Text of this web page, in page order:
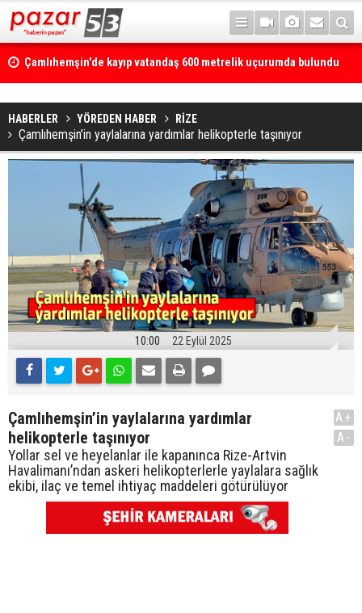
Çamlıhemşin'de kayıp vatandaş 600 metrelik uçurumda bulundu
HABERLER YÖREDEN HABER RİZE
Çamlıhemşin’in yaylalarına yardımlar helikopterle taşınıyor
10:00 22 Eylül 2025
Çamlıhemşin’in yaylalarına yardımlar
helikopterle taşınıyor
Yollar sel ve heyelanlar ile kapanınca Rize-Artvin
Havalimanı’ndan askeri helikopterlerle yaylalara sağlık
ekibi, ilaç ve temel ihtiyaç maddeleri götürülüyor
A+
A-